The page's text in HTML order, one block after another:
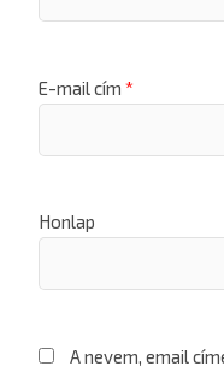
E-mail cím *
Honlap
A nevem, email